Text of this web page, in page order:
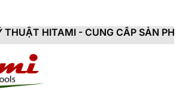
CUNG CẤP SẢN PHẨM CHÍNH